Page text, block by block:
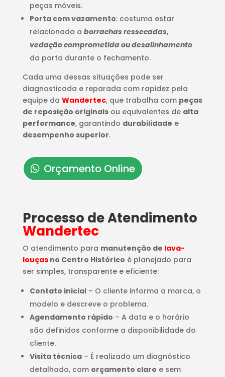
peças móveis.
Porta com vazamento: costuma estar
relacionada a borrachas ressecadas,
vedação comprometida ou desalinhamento
da porta durante o fechamento.
Cada uma dessas situações pode ser
diagnosticada e reparada com rapidez pela
equipe da Wandertec, que trabalha com peças
de reposição originaisou equivalentes de alta
performance, garantindo durabilidade e
desempenho superior.
Orçamento Online
Processo de Atendimento
Wandertec
O atendimento para manutenção de lava-
louçasno Centro Histórico é planejado para
ser simples, transparente e eficiente:
Contato inicial– O cliente informa a marca, o
modelo e descreve o problema.
Agendamento rápido – A data e o horário
são definidos conforme a disponibilidade do
cliente.
Visita técnica– É realizado um diagnóstico
detalhado, com orçamento claro e sem